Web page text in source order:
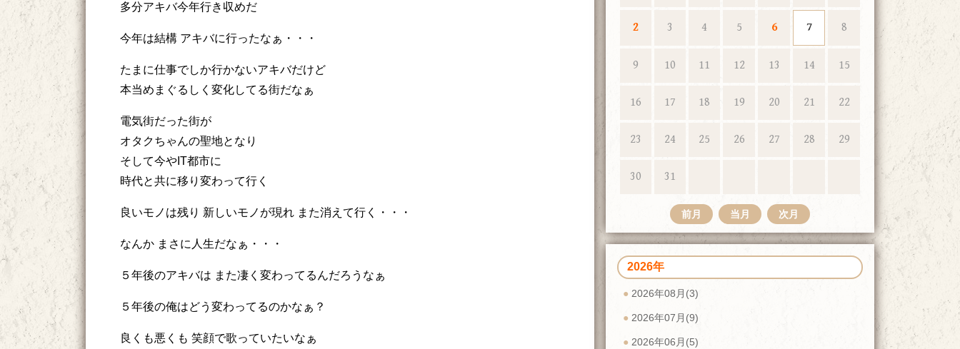
多分アキバ今年行き収めだ
今年は結構 アキバに行ったなぁ・・・
たまに仕事でしか行かないアキバだけど
本当めまぐるしく変化してる街だなぁ
電気街だった街が
オタクちゃんの聖地となり
そして今やIT都市に
時代と共に移り変わって行く
良いモノは残り 新しいモノが現れ また消えて行く・・・
なんか まさに人生だなぁ・・・
５年後のアキバは また凄く変わってるんだろうなぁ
５年後の俺はどう変わってるのかなぁ？
良くも悪くも 笑顔で歌っていたいなぁ
2 3 4 5 6 7 8
9 10 11 12 13 14 15
16 17 18 19 20 21 22
23 24 25 26 27 28 29
30 31
前月 当月 次月
2026年
2026年08月(3)
2026年07月(9)
2026年06月(5)